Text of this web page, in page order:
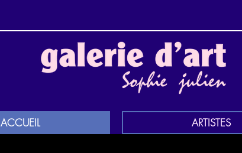
ACCUEIL ARTISTES